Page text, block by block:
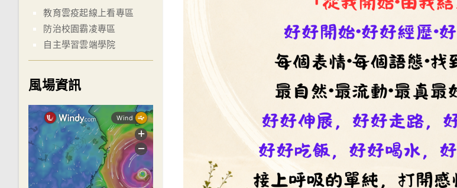
教育雲疫起線上看專區
防治校園霸凌專區
自主學習雲端學院
風場資訊